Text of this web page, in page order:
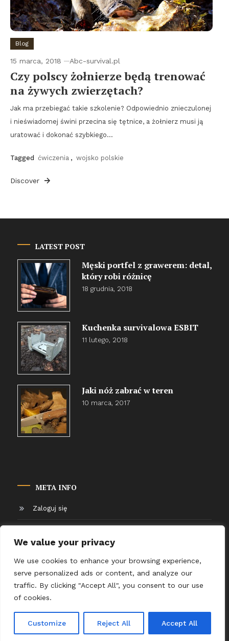
We value your privacy
We use cookies to enhance your browsing experience,
serve personalized ads or content, and analyze our
traffic. By clicking "Accept All", you consent to our use
of cookies.
Customize Reject All Accept All
Blog
15 marca, 2018 Abc-survival.pl
Czy polscy żołnierze będą trenować
na żywych zwierzętach?
Jak ma przebiegać takie szkolenie? Odpowiednio znieczulonej
i nieświadomej świni przecina się tętnice, a żołnierz musi ją
uratować i dokonać szybkiego…
Tagged ćwiczenia , wojsko polskie
Discover
LATEST POST
Męski portfel z grawerem: detal,
który robi różnicę
18 grudnia, 2018
Kuchenka survivalowa ESBIT
11 lutego, 2018
Jaki nóż zabrać w teren
10 marca, 2017
META INFO
Zaloguj się
WordPress.org
Advertisement
Color MagazineX|Theme: Color Magazine byMystery Themes